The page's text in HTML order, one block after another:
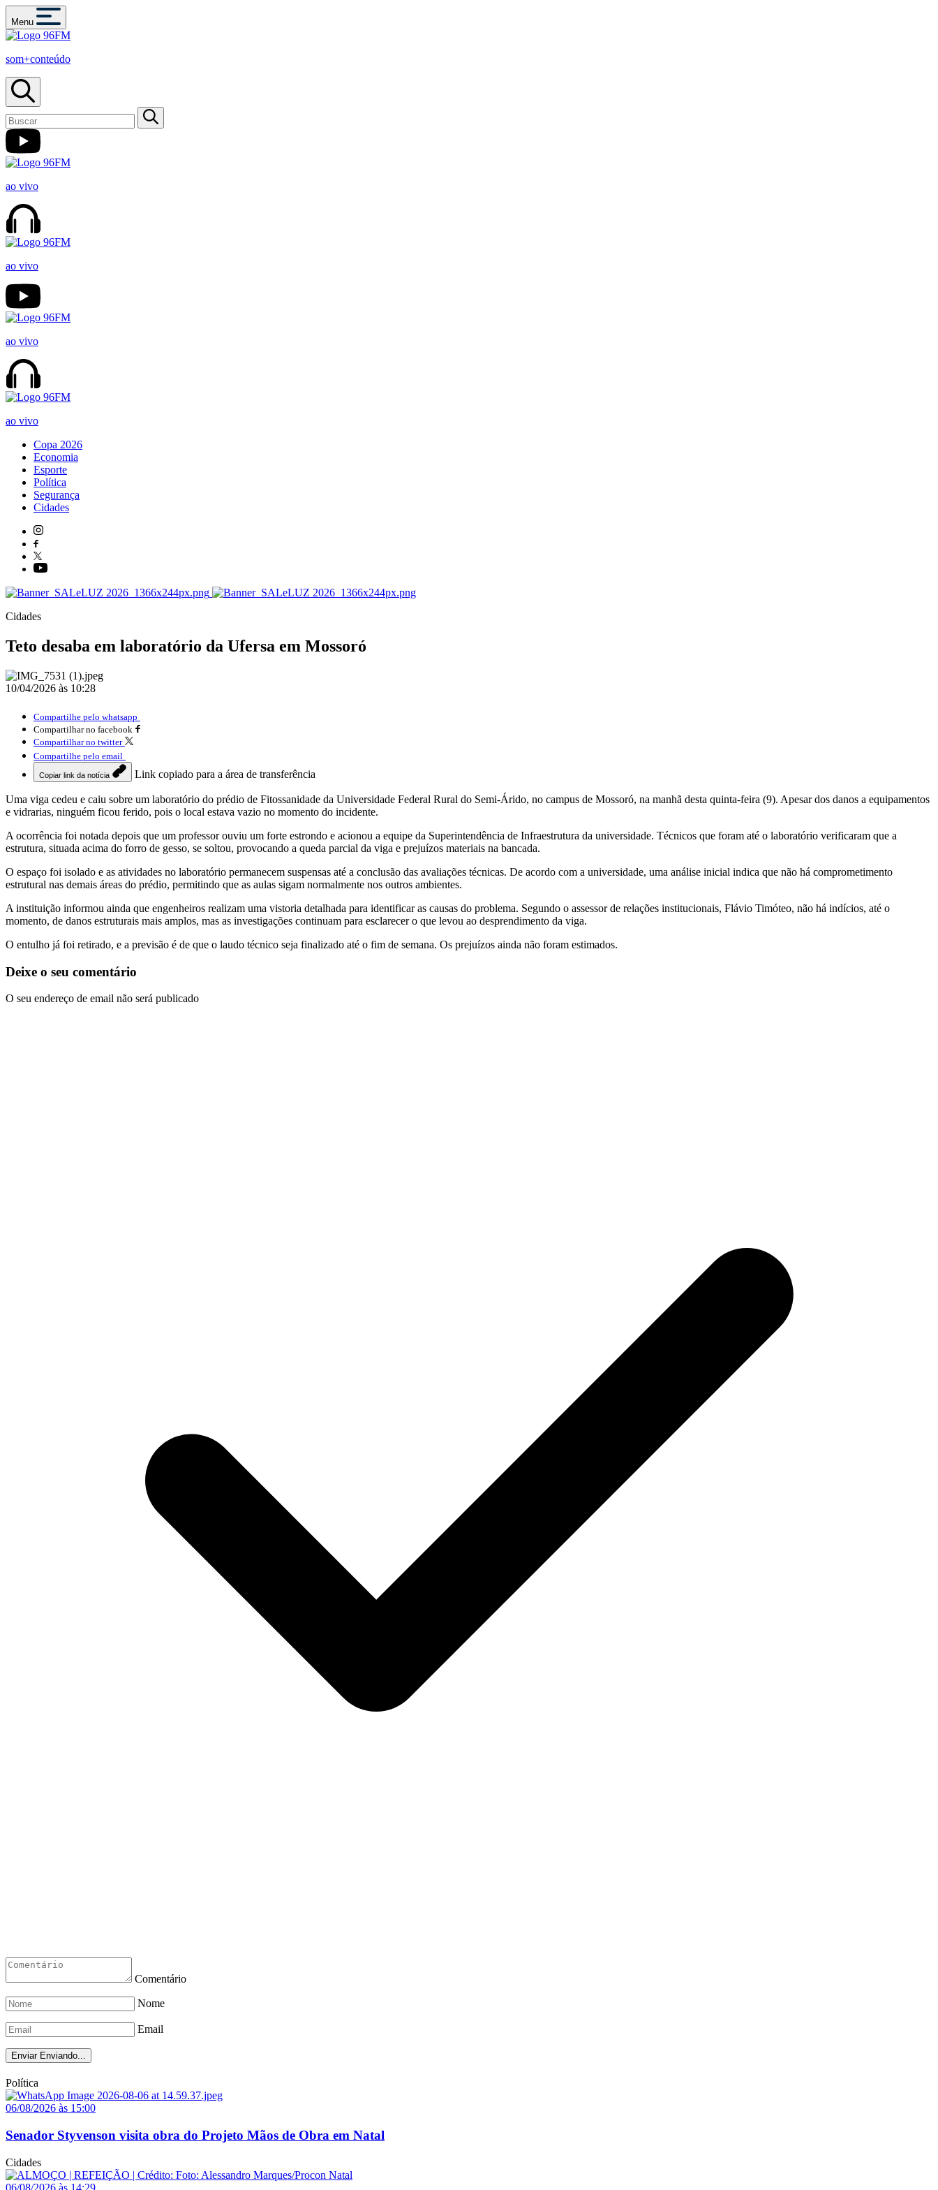
Menu
som+conteúdo
ao vivo
ao vivo
ao vivo
ao vivo
Copa 2026
Economia
Esporte
Política
Segurança
Cidades
Cidades
Teto desaba em laboratório da Ufersa em Mossoró
10/04/2026 às 10:28
Compartilhe pelo whatsapp
Compartilhar no facebook
Compartilhar no twitter
Compartilhe pelo email
Copiar link da notícia Link copiado para a área de transferência
Uma viga cedeu e caiu sobre um laboratório do prédio de Fitossanidade da Universidade Federal Rural do Semi-Árido, no campus de Mossoró, na manhã desta quinta-feira (9). Apesar dos danos a equipamentos
e vidrarias, ninguém ficou ferido, pois o local estava vazio no momento do incidente.
A ocorrência foi notada depois que um professor ouviu um forte estrondo e acionou a equipe da Superintendência de Infraestrutura da universidade. Técnicos que foram até o laboratório verificaram que a
estrutura, situada acima do forro de gesso, se soltou, provocando a queda parcial da viga e prejuízos materiais na bancada.
O espaço foi isolado e as atividades no laboratório permanecem suspensas até a conclusão das avaliações técnicas. De acordo com a universidade, uma análise inicial indica que não há comprometimento
estrutural nas demais áreas do prédio, permitindo que as aulas sigam normalmente nos outros ambientes.
A instituição informou ainda que engenheiros realizam uma vistoria detalhada para identificar as causas do problema. Segundo o assessor de relações institucionais, Flávio Timóteo, não há indícios, até o
momento, de danos estruturais mais amplos, mas as investigações continuam para esclarecer o que levou ao desprendimento da viga.
O entulho já foi retirado, e a previsão é de que o laudo técnico seja finalizado até o fim de semana. Os prejuízos ainda não foram estimados.
Deixe o seu comentário
O seu endereço de email não será publicado
Comentário
Nome
Email
Enviar Enviando...
Política
06/08/2026 às 15:00
Senador Styvenson visita obra do Projeto Mãos de Obra em Natal
Cidades
06/08/2026 às 14:29